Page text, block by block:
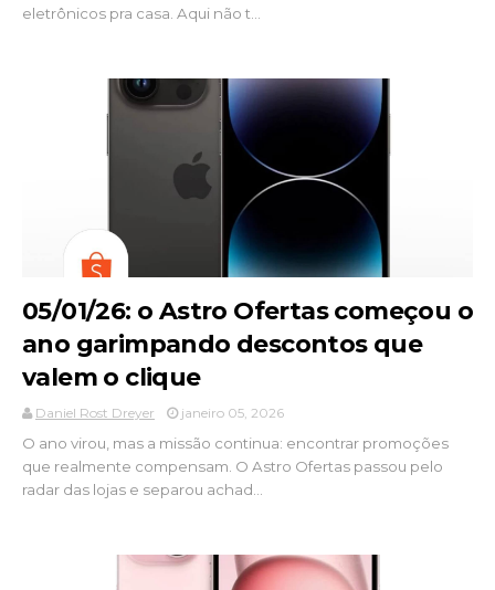
eletrônicos pra casa. Aqui não t...
05/01/26: o Astro Ofertas começou o
ano garimpando descontos que
valem o clique
Daniel Rost Dreyer janeiro 05, 2026
O ano virou, mas a missão continua: encontrar promoções
que realmente compensam. O Astro Ofertas passou pelo
radar das lojas e separou achad...